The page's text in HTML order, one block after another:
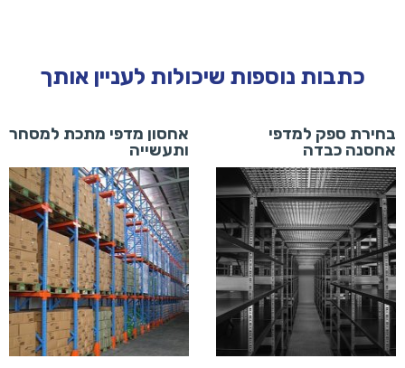
כתבות נוספות שיכולות לעניין אותך
בחירת ספק למדפי
אחסנה כבדה
אחסון מדפי מתכת למסחר
ותעשייה